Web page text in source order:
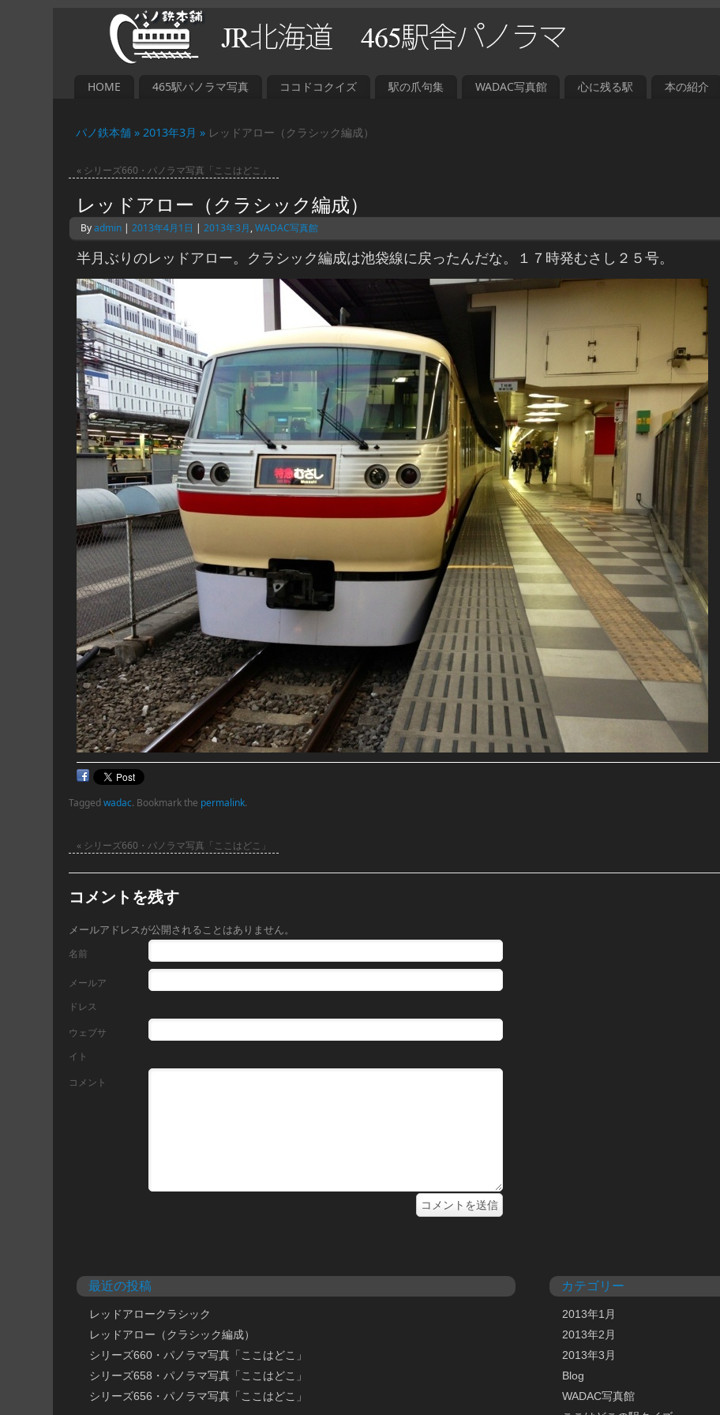
HOME 465駅パノラマ写真 ココドコクイズ 駅の爪句集 WADAC写真館 心に残る駅 本の紹介
パノ鉄本舗 » 2013年3月 » レッドアロー（クラシック編成）
« シリーズ660・パノラマ写真「ここはどこ」
レッドアロー（クラシック編成）
Byadmin | 2013年4月1日 | 2013年3月,WADAC写真館
半月ぶりのレッドアロー。クラシック編成は池袋線に戻ったんだな。１７時発むさし２５号。
Taggedwadac. Bookmark the permalink.
« シリーズ660・パノラマ写真「ここはどこ」
コメントを残す
メールアドレスが公開されることはありません。
名前
メールア
ドレス
ウェブサ
イト
コメント
最近の投稿
レッドアロークラシック
レッドアロー（クラシック編成）
シリーズ660・パノラマ写真「ここはどこ」
シリーズ658・パノラマ写真「ここはどこ」
シリーズ656・パノラマ写真「ここはどこ」
カテゴリー
2013年1月
2013年2月
2013年3月
Blog
WADAC写真館